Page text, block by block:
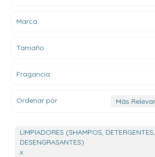
Marca
Tamaño
Fragancia
Ordenar por
LIMPIADORES (SHAMPOS, DETERGENTES,
DESENGRASANTES)
x